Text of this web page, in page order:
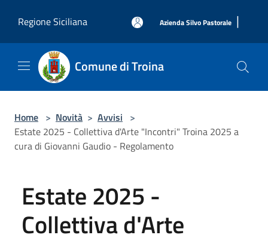
Regione Siciliana
Azienda Silvo Pastorale |
Comune di Troina
Home > Novità > Avvisi >
Estate 2025 - Collettiva d'Arte "Incontri" Troina 2025 a
cura di Giovanni Gaudio - Regolamento
Estate 2025 -
Collettiva d'Arte